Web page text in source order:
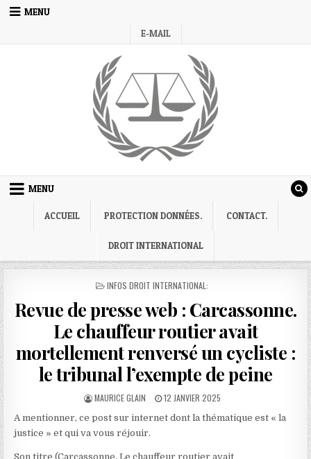
Skip
MENU
E-MAIL
MENU
ACCUEIL PROTECTION DONNÉES. CONTACT.
DROIT INTERNATIONAL
POSTED
INFOS DROIT INTERNATIONAL:
Revue de presse web : Carcassonne.
Le chauffeur routier avait
mortellement renversé un cycliste :
le tribunal l’exempte de peine
AUTHOR:
MAURICE GLAIN
PUBLISHED
12 JANVIER 2025
A mentionner, ce post sur internet dont la thématique est « la
justice » et qui va vous réjouir.
Son titre (Carcassonne. Le chauffeur routier avait